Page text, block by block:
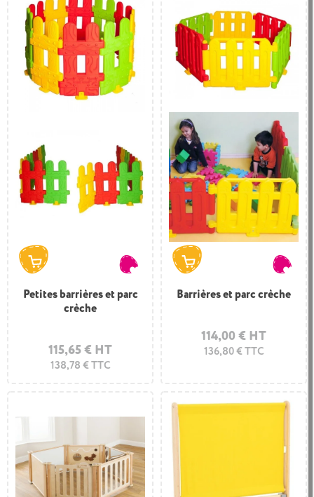
Petites barrières et parc
crèche
115,65 € HT
138,78 € TTC
Barrières et parc crèche
114,00 € HT
136,80 € TTC